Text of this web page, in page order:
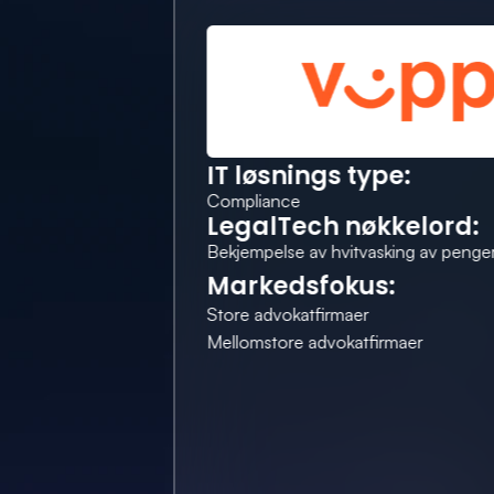
IT løsnings type:
Compliance
LegalTech nøkkelord:
Bekjempelse av hvitvasking av
Markedsfokus:
Store advokatfirmaer
Mellomstore advokatfirmaer